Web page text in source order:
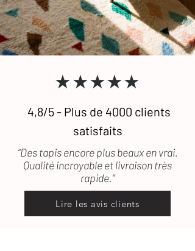
★★★★★
4,8/5 - Plus de 4000 clients
satisfaits
“Des tapis encore plus beaux en vrai.
Qualité incroyable et livraison très
rapide.”
Lire les avis clients